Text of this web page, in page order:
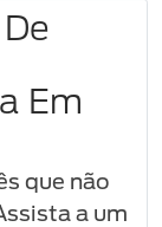
Em
que não
a um